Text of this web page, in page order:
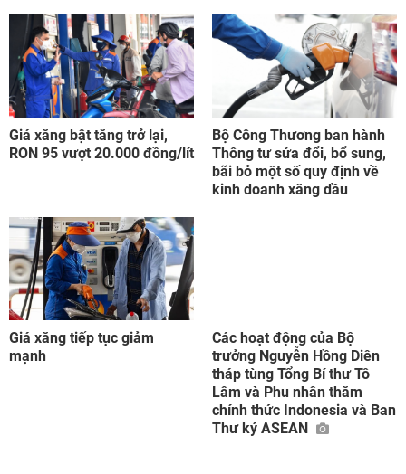
Giá xăng bật tăng trở lại,
RON 95 vượt 20.000 đồng/lít
Bộ Công Thương ban hành
Thông tư sửa đổi, bổ sung,
bãi bỏ một số quy định về
kinh doanh xăng dầu
Giá xăng tiếp tục giảm
mạnh
Các hoạt động của Bộ
trưởng Nguyễn Hồng Diên
tháp tùng Tổng Bí thư Tô
Lâm và Phu nhân thăm
chính thức Indonesia và Ban
Thư ký ASEAN